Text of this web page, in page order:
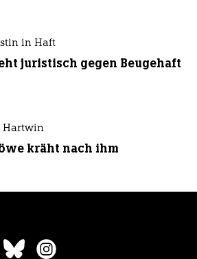
in Haft
juristisch gegen Beugehaft
Hartwin
kräht nach ihm